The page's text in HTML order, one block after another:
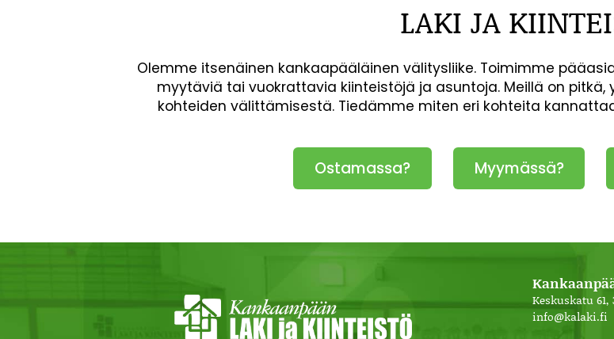
LAKI JA
Olemme itsenäinen kankaapääläinen välitysliike. Toimimme
myytäviä tai vuokrattavia kiinteistöjä ja asuntoja. Meillä on
kohteiden välittämisestä. Tiedämme miten eri kohteita
Ostamassa? Myymässä?
Keskuskatu 61,
info@kalaki.fi